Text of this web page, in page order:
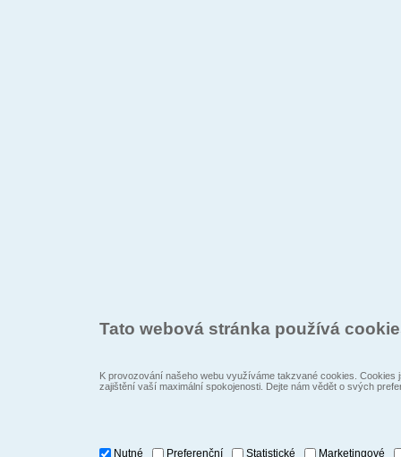
Tato webová stránka používá
K provozování našeho webu využíváme takzvané cookies.
zajištění vaší maximální spokojenosti. Dejte nám vědět o svých
Nutné Preferenční Statistické Marketingové